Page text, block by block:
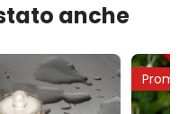
anche
Promo